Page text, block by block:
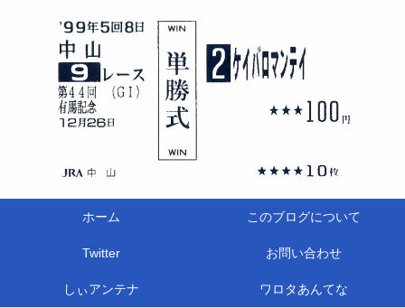
ホーム このブログについて
Twitter お問い合わせ
しぃアンテナ ワロタあんてな